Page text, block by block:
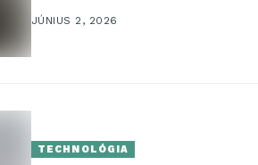
JÚNIUS 2, 2026
TECHNOLÓGIA